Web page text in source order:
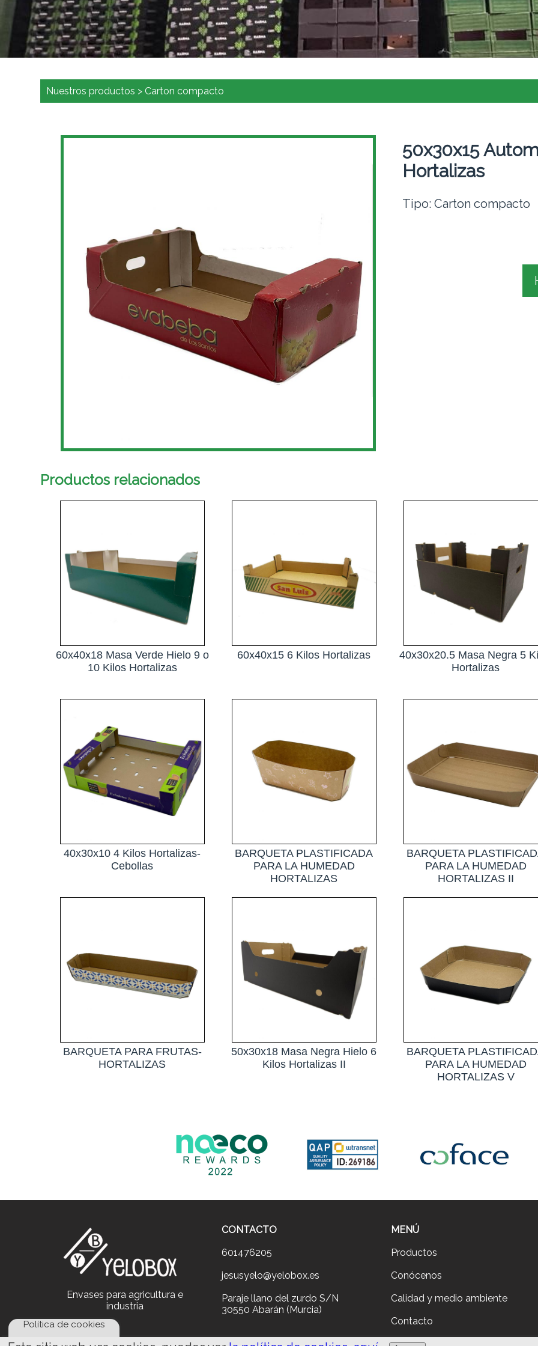
Nuestros productos > Carton compacto
50x30x15
Hortalizas
Tipo: Carton compacto
Productos relacionados
60x40x18 Masa Verde Hielo 9 o
10 Kilos Hortalizas
60x40x15 6 Kilos Hortalizas
40x30x20.5 Masa Negra 5
Hortalizas
40x30x10 4 Kilos Hortalizas-
Cebollas
BARQUETA PLASTIFICADA
PARA LA HUMEDAD
HORTALIZAS
BARQUETA
PARA LA HUMEDAD
HORTALIZAS II
BARQUETA PARA FRUTAS-
HORTALIZAS
50x30x18 Masa Negra Hielo 6
Kilos Hortalizas II
BARQUETA
PARA LA HUMEDAD
HORTALIZAS V
Envases para agricultura e
industria
CONTACTO
601476205
jesusyelo@yelobox.es
Paraje llano del zurdo S/N
30550 Abarán (Murcia)
MENÚ
Productos
Conócenos
Calidad y medio ambiente
Contacto
Política de cookies